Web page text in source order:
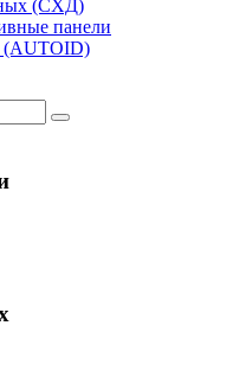
(СХД)
панели
(AUTOID)